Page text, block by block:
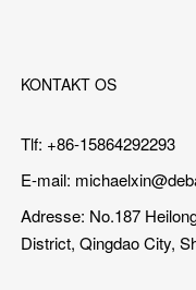
KONTAKT OS
Tlf: +86-15864292293
E-mail:
Adresse: No.187
District, Qingdao City,